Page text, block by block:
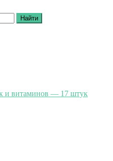
Найти
и витаминов — 17 штук